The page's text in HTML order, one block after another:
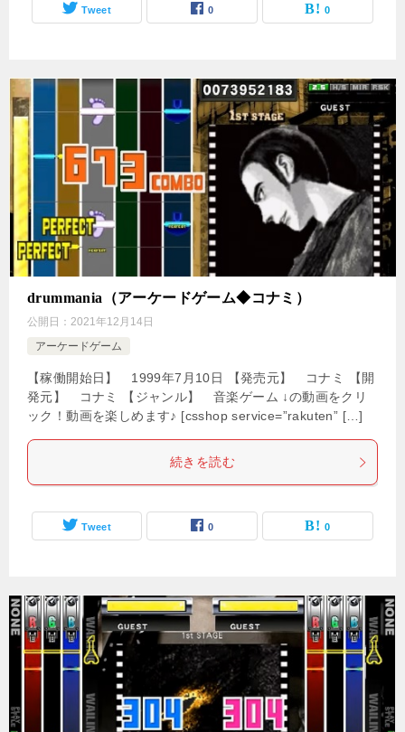
Tweet 0 0
drummania（アーケードゲーム◆コナミ）
公開日： 2021年12月14日
アーケードゲーム
【稼働開始日】 1999年7月10日 【発売元】 コナミ 【開
発元】 コナミ 【ジャンル】 音楽ゲーム ↓の動画をクリ
ック！動画を楽しめます♪ [csshop service=”rakuten” […]
続きを読む
Tweet 0 0